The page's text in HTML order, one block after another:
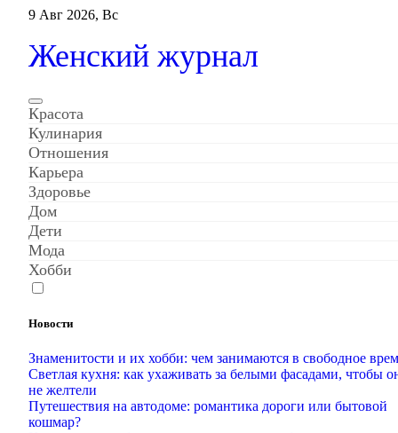
Перейти
содержанию
9 Авг 2026, Вс
Женский журнал
Красота
Кулинария
Отношения
Карьера
Здоровье
Дом
Дети
Мода
Хобби
Новости
Знаменитости и их хобби: чем занимаются в свободное
Светлая кухня: как ухаживать за белыми фасадами, чтобы
не желтели
Путешествия на автодоме: романтика дороги или бытовой
кошмар?